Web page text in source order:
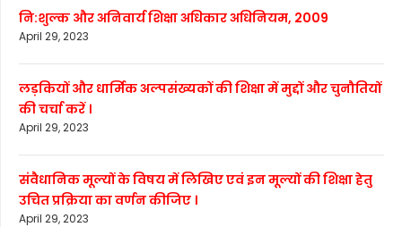
नि:शुल्क और अनिवार्य शिक्षा अधिकार अधिनियम, 2009
April 29, 2023
लड़कियों और धार्मिक अल्पसंख्यकों की शिक्षा में मुद्दों और चुनौतियों
की चर्चा करें ।
April 29, 2023
संवैधानिक मूल्यों के विषय में लिखिए एवं इन मूल्यों की शिक्षा हेतु
उचित प्रक्रिया का वर्णन कीजिए ।
April 29, 2023